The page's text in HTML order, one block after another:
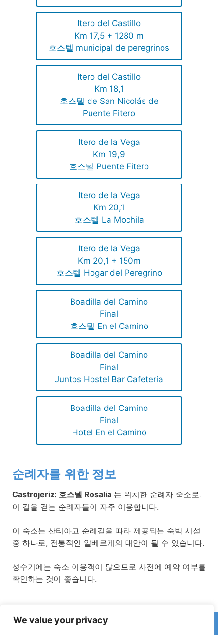
We value your privacy
Itero del Castillo
Km 17,5 + 1280 m
호스텔 municipal de peregrinos
Itero del Castillo
Km 18,1
호스텔 de San Nicolás de
Puente Fitero
Itero de la Vega
Km 19,9
호스텔 Puente Fitero
Itero de la Vega
Km 20,1
호스텔 La Mochila
Itero de la Vega
Km 20,1 + 150m
호스텔 Hogar del Peregrino
Boadilla del Camino
Final
호스텔 En el Camino
Boadilla del Camino
Final
Juntos Hostel Bar Cafeteria
Boadilla del Camino
Final
Hotel En el Camino
순례자를 위한 정보
Castrojeriz: 호스텔 Rosalia 는 위치한 순례자 숙소로,
이 길을 걷는 순례자들이 자주 이용합니다.
이 숙소는 산티아고 순례길을 따라 제공되는 숙박 시설
중 하나로, 전통적인 알베르게의 대안이 될 수 있습니다.
성수기에는 숙소 이용객이 많으므로 사전에 예약 여부를
확인하는 것이 좋습니다.
카미노에서 잘못된 정보나 최근 변경 사항을 발견하셨나요?